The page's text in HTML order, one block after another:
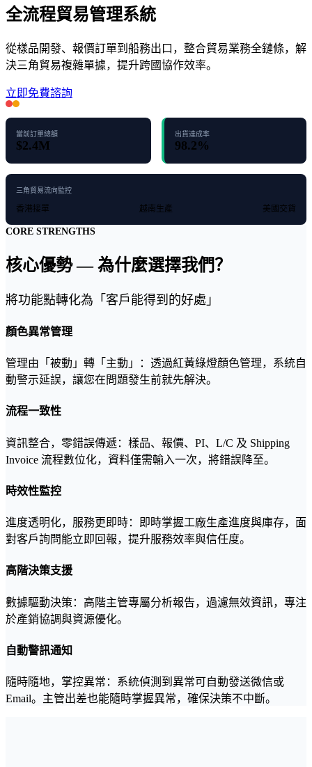
全流程貿易管理系統
從樣品開發、報價訂單到船務出口，整合貿易業務全鏈條，解
決三角貿易複雜單據，提升跨國協作效率。
立即免費諮詢
當前訂單總額
$2.4M
出貨達成率
98.2%
三角貿易流向監控
香港接單 越南生產 美國交貨
CORE STRENGTHS
核心優勢 — 為什麼選擇我們？
將功能點轉化為「客戶能得到的好處」
顏色異常管理
管理由「被動」轉「主動」：透過紅黃綠燈顏色管理，系統自
動警示延誤，讓您在問題發生前就先解決。
流程一致性
資訊整合，零錯誤傳遞：樣品、報價、PI、L/C 及 Shipping
Invoice 流程數位化，資料僅需輸入一次，將錯誤降至。
時效性監控
進度透明化，服務更即時：即時掌握工廠生產進度與庫存，面
對客戶詢問能立即回報，提升服務效率與信任度。
高階決策支援
數據驅動決策：高階主管專屬分析報告，過濾無效資訊，專注
於產銷協調與資源優化。
自動警訊通知
隨時隨地，掌控異常：系統偵測到異常可自動發送微信或
Email。主管出差也能隨時掌握異常，確保決策不中斷。